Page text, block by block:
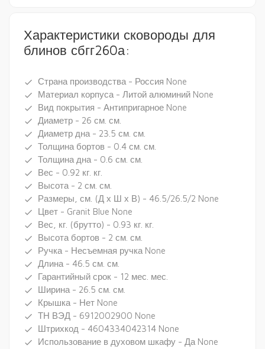
Характеристики сковороды для
блинов сбгг260а:
done Страна производства - Россия None
done Материал корпуса - Литой алюминий None
done Вид покрытия - Антипригарное None
done Диаметр - 26 см. см.
done Диаметр дна - 23.5 см. см.
done Толщина бортов - 0.4 см. см.
done Толщина дна - 0.6 см. см.
done Вес - 0.92 кг. кг.
done Высота - 2 см. см.
done Размеры, см. (Д х Ш х В) - 46.5/26.5/2 None
done Цвет - Granit Blue None
done Вес, кг. (брутто) - 0.93 кг. кг.
done Высота бортов - 2 см. см.
done Ручка - Несъемная ручка None
done Длина - 46.5 см. см.
done Гарантийный срок - 12 мес. мес.
done Ширина - 26.5 см. см.
done Крышка - Нет None
done ТН ВЭД - 6912002900 None
done Штрихкод - 4604334042314 None
done Использование в духовом шкафу - Да None